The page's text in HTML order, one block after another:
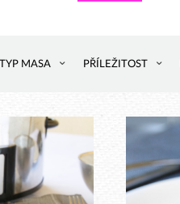
TYP MASA PŘÍLEŽITOST